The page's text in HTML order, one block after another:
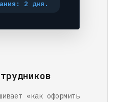
2 дня.
«как оформить